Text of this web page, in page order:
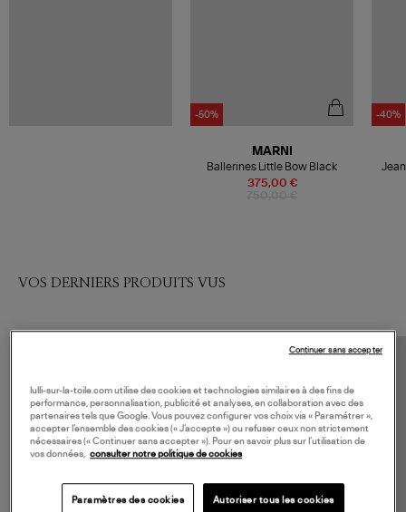
-50%
375,00 €
MARNI
Ballerines Little Bow Black
-40%
VOS DERNIERS PRODUITS VUS
lulli-sur-la-toile.com utilise des cookies et technologies similaires à des fins de
performance, personnalisation, publicité et analyses, en collaboration avec des
partenaires tels que Google. Vous pouvez configurer vos choix via « Paramétrer »,
accepter l’ensemble des cookies (« J’accepte ») ou refuser ceux non strictement
nécessaires (« Continuer sans accepter »). Pour en savoir plus sur l’utilisation de
vos données, consulter notre politique de cookies
Paramètres des cookies Autoriser tous les cookies
Continuer sans accepter